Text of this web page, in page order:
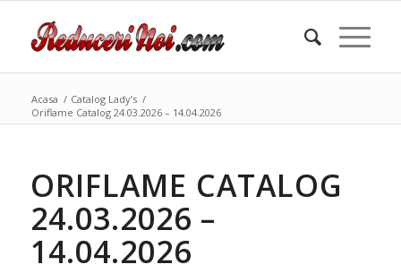
Acasa / Catalog Lady’s /
Oriflame Catalog 24.03.2026 – 14.04.2026
ORIFLAME CATALOG
24.03.2026 –
14.04.2026